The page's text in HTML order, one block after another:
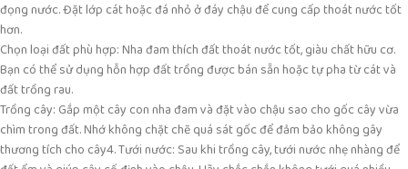
đọng nước. Đặt lớp cát hoặc đá nhỏ ở đáy chậu để cung cấp thoát nước tốt
hơn.
Chọn loại đất phù hợp: Nha đam thích đất thoát nước tốt, giàu chất hữu cơ.
Bạn có thể sử dụng hỗn hợp đất trồng được bán sẵn hoặc tự pha từ cát và
đất trồng rau.
Trồng cây: Gắp một cây con nha đam và đặt vào chậu sao cho gốc cây vừa
chìm trong đất. Nhớ không chặt chẽ quá sát gốc để đảm bảo không gây
thương tích cho cây4. Tưới nước: Sau khi trồng cây, tưới nước nhẹ nhàng để